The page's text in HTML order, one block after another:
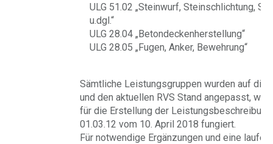
ULG 51.02 „Steinwurf, Steinschlichtung,
u.dgl.“
ULG 28.04 „Betondeckenherstellung“
ULG 28.05 „Fugen, Anker, Bewehrung“
Sämtliche Leistungsgruppen wurden auf die
und den aktuellen RVS Stand angepasst,
für die Erstellung der
01.03.12 vom 10. April 2018 fungiert.
Für notwendige Ergänzungen und eine